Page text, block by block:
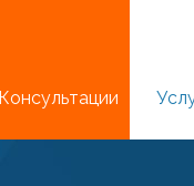
Консультации